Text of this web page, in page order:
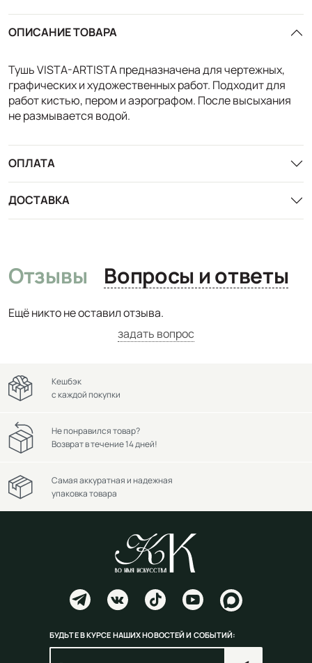
ОПИСАНИЕ ТОВАРА
Тушь VISTA-ARTISTA предназначена для чертежных,
графических и художественных работ. Подходит для
работ кистью, пером и аэрографом. После высыхания
не размывается водой.
ОПЛАТА
ДОСТАВКА
Отзывы Вопросы и ответы
Ещё никто не оставил отзыва.
задать вопрос
Кешбэк
с каждой покупки
Не понравился товар?
Возврат в течение 14 дней!
Самая аккуратная и надежная
упаковка товара
БУДЬТЕ В КУРСЕ НАШИХ НОВОСТЕЙ И СОБЫТИЙ: